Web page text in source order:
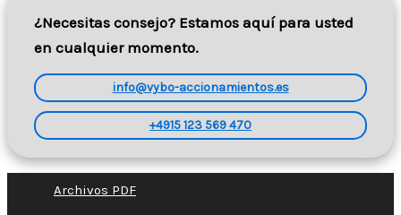
¿Necesitas consejo? Estamos aquí para usted
en cualquier momento.
info@vybo-accionamientos.es
+4915 123 569 470
Archivos PDF